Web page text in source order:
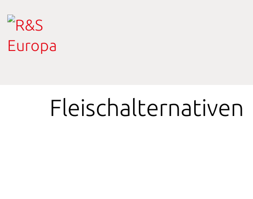
Fleischalternativen